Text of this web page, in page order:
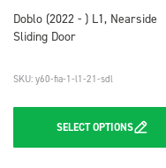
Doblo (2022 - ) L1, Nearside
Sliding Door
SKU: y60-fia-1-l1-21-sdl
SELECTOPTIONS